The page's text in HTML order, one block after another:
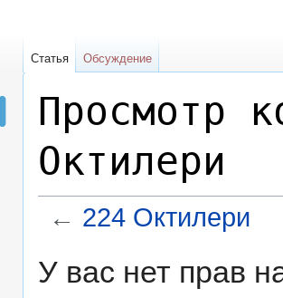
Просмотр
Октилери
← 224 Октилери
кк
У вас нет прав
Статья Обсуждение